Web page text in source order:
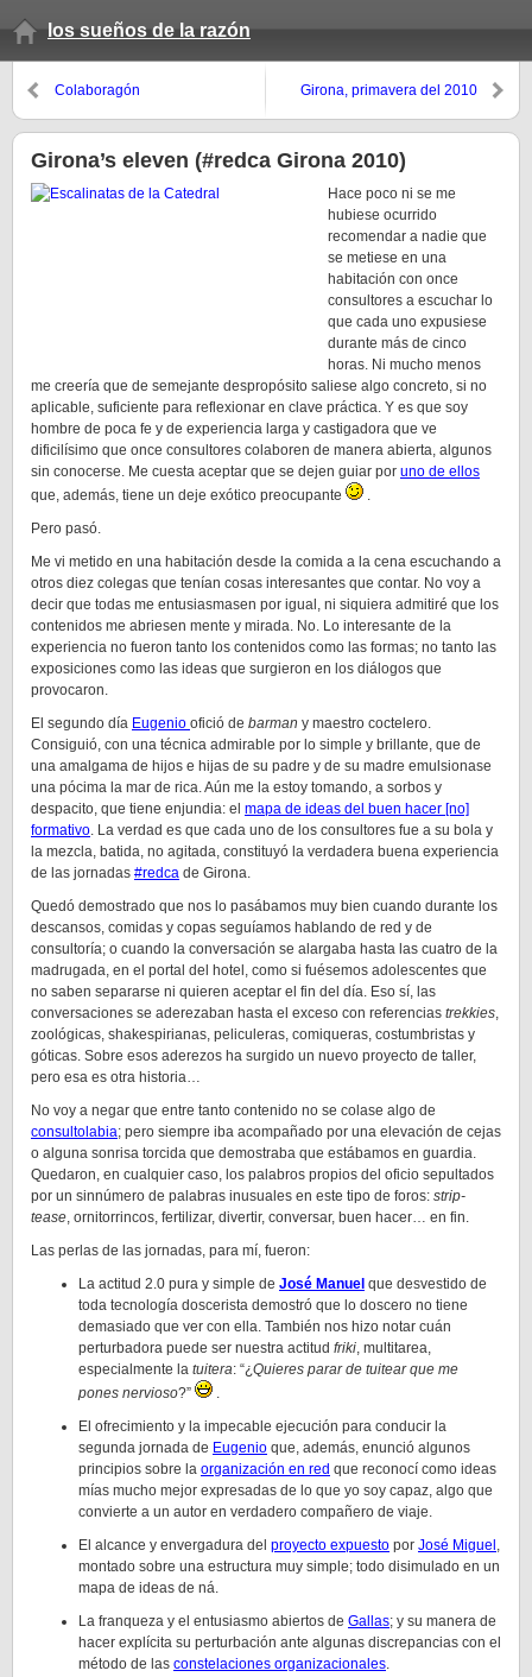
los sueños de la razón
Colaboragón Girona, primavera del 2010
Girona’s eleven (#redca Girona 2010)
Hace poco ni se me
hubiese ocurrido
recomendar a nadie que
se metiese en una
habitación con once
consultores a escuchar lo
que cada uno expusiese
durante más de cinco
horas. Ni mucho menos
me creería que de semejante despropósito saliese algo concreto, si no
aplicable, suficiente para reflexionar en clave práctica. Y es que soy
hombre de poca fe y de experiencia larga y castigadora que ve
dificilísimo que once consultores colaboren de manera abierta, algunos
sin conocerse. Me cuesta aceptar que se dejen guiar por uno de ellos
que, además, tiene un deje exótico preocupante
.
Pero pasó.
Me vi metido en una habitación desde la comida a la cena escuchando a
otros diez colegas que tenían cosas interesantes que contar. No voy a
decir que todas me entusiasmasen por igual, ni siquiera admitiré que los
contenidos me abriesen mente y mirada. No. Lo interesante de la
experiencia no fueron tanto los contenidos como las formas; no tanto las
exposiciones como las ideas que surgieron en los diálogos que
provocaron.
El segundo día Eugenio ofició de barman y maestro coctelero.
Consiguió, con una técnica admirable por lo simple y brillante, que de
una amalgama de hijos e hijas de su padre y de su madre emulsionase
una pócima la mar de rica. Aún me la estoy tomando, a sorbos y
despacito, que tiene enjundia: el mapa de ideas del buen hacer [no]
formativo. La verdad es que cada uno de los consultores fue a su bola y
la mezcla, batida, no agitada, constituyó la verdadera buena experiencia
de las jornadas #redca de Girona.
Quedó demostrado que nos lo pasábamos muy bien cuando durante los
descansos, comidas y copas seguíamos hablando de red y de
consultoría; o cuando la conversación se alargaba hasta las cuatro de la
madrugada, en el portal del hotel, como si fuésemos adolescentes que
no saben separarse ni quieren aceptar el fin del día. Eso sí, las
conversaciones se aderezaban hasta el exceso con referencias trekkies,
zoológicas, shakespirianas, peliculeras, comiqueras, costumbristas y
góticas. Sobre esos aderezos ha surgido un nuevo proyecto de taller,
pero esa es otra historia…
No voy a negar que entre tanto contenido no se colase algo de
consultolabia; pero siempre iba acompañado por una elevación de cejas
o alguna sonrisa torcida que demostraba que estábamos en guardia.
Quedaron, en cualquier caso, los palabros propios del oficio sepultados
por un sinnúmero de palabras inusuales en este tipo de foros: strip-
tease, ornitorrincos, fertilizar, divertir, conversar, buen hacer… en fin.
Las perlas de las jornadas, para mí, fueron:
La actitud 2.0 pura y simple de José Manuel que desvestido de
toda tecnología doscerista demostró que lo doscero no tiene
demasiado que ver con ella. También nos hizo notar cuán
perturbadora puede ser nuestra actitud friki, multitarea,
especialmente la tuitera: “¿Quieres parar de tuitear que me
pones nervioso?”
.
El ofrecimiento y la impecable ejecución para conducir la
segunda jornada de Eugenio que, además, enunció algunos
principios sobre la organización en red que reconocí como ideas
mías mucho mejor expresadas de lo que yo soy capaz, algo que
convierte a un autor en verdadero compañero de viaje.
El alcance y envergadura del proyecto expuesto por José Miguel ,
montado sobre una estructura muy simple; todo disimulado en un
mapa de ideas de ná.
La franqueza y el entusiasmo abiertos de Gallas; y su manera de
hacer explícita su perturbación ante algunas discrepancias con el
método de las constelaciones organizacionales.